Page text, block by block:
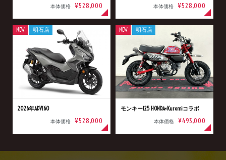
本体価格 ¥528,000 本体価格 ¥528,000
2026年ADV160
本体価格 ¥528,000
NEW 明石店
モンキー125 HONDA×Kuromiコラボ
本体価格 ¥493,000
NEW 明石店